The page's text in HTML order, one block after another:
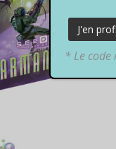
* Le code